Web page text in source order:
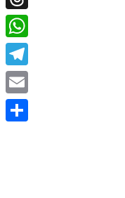
Threads
WhatsApp
Telegram
Email